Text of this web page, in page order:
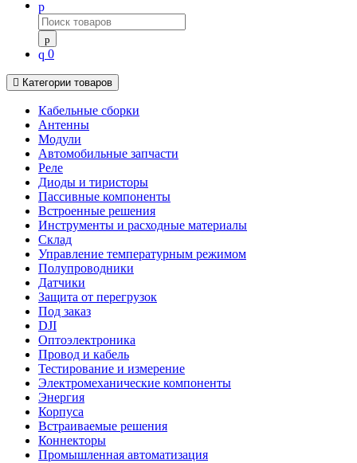
0
Категории товаров
Кабельные сборки
Антенны
Модули
Автомобильные запчасти
Реле
Диоды и тиристоры
Пассивные компоненты
Встроенные решения
Инструменты и расходные материалы
Склад
Управление температурным режимом
Полупроводники
Датчики
Защита от перегрузок
Под заказ
DJI
Оптоэлектроника
Провод и кабель
Тестирование и измерение
Электромеханические компоненты
Энергия
Корпуса
Встраиваемые решения
Коннекторы
Промышленная автоматизация